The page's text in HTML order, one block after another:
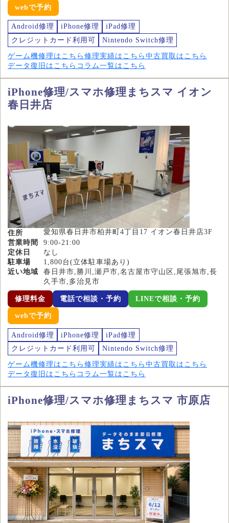
webで予約
Android修理 iPhone修理
iPad修理
クレジットカード利用可
Nintendo Switch修理
ゲーム機修理はこちら 修理実績はこちら 中古買取はこちら
データ復旧はこちら コラム一覧はこちら
iPhone修理/スマホ修理まちスマ イオン
春日井店
住所
愛知県春日井市柏井町4丁目17 イオン春日井店3F
営業時間
9:00-21:00
定休日
なし
駐車場
1,800台(立体駐車場あり)
近い地域
春日井市,勝川,瀬戸市,名古屋市守山区,尾張旭市,長
久手市,多治見市
修理料金 電話で相談・予約 LINEで相談・予約
webで予約
Android修理 iPhone修理
iPad修理
クレジットカード利用可
Nintendo Switch修理
ゲーム機修理はこちら 修理実績はこちら 中古買取はこちら
データ復旧はこちら コラム一覧はこちら
iPhone修理/スマホ修理まちスマ 市原店